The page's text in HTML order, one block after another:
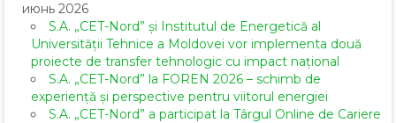
июнь 2026
S.A. „CET-Nord” și Institutul de Energetică al
Universității Tehnice a Moldovei vor implementa două
proiecte de transfer tehnologic cu impact național
S.A. „CET-Nord” la FOREN 2026 – schimb de
experiență și perspective pentru viitorul energiei
S.A. „CET-Nord” a participat la Târgul Online de Cariere